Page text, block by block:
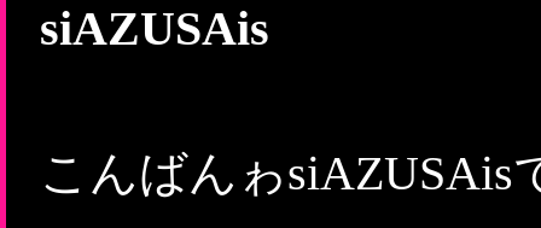
siAZUSAis
こんばんゎ